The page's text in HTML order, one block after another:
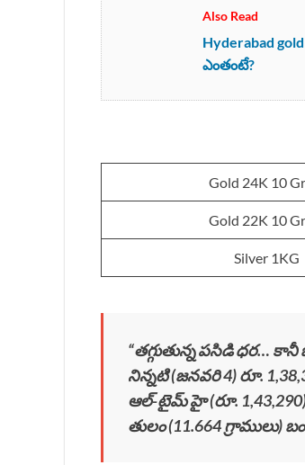
Also Read
Hyderabad
ఎంతంటే?
Gold 24K 10
Gold 22K 10
Silver 1KG
“తగ్గుతున్న పసిడి ధర…
నిన్నటి (జనవరి 4) రూ.
ఆల్-టైమ్ హై (రూ. 1,43,290)
తులం (11.664 గ్రాములు)